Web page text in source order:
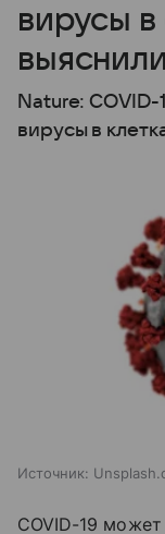
вирусы в
Nature:
вирусы в
Источник:
COVID-19